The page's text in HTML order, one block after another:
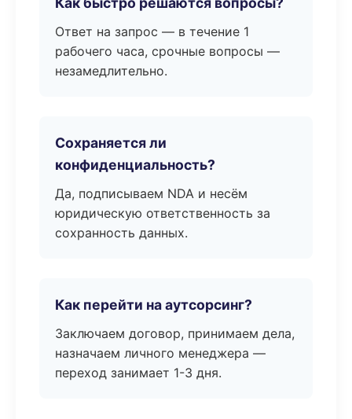
Ответ на запрос — в течение 1
рабочего часа, срочные вопросы —
незамедлительно.
Сохраняется ли
конфиденциальность?
Да, подписываем NDA и несём
юридическую ответственность за
сохранность данных.
Как перейти на аутсорсинг?
Заключаем договор, принимаем дела,
назначаем личного менеджера —
переход занимает 1-3 дня.